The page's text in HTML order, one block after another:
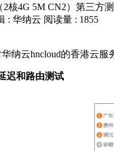
核4G 5M CN2）第三方
: 华纳云 阅读量 : 1855
纳云hncloud的香港云
迟和路由测试